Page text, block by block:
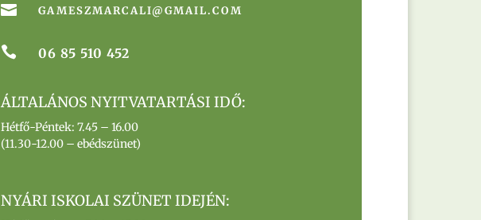
 GAMESZMARCALI@GMAIL.COM
 06 85 510 452
ÁLTALÁNOS NYITVATARTÁSI IDŐ:
Hétfő-Péntek: 7.45 – 16.00
(11.30-12.00 – ebédszünet)
NYÁRI ISKOLAI SZÜNET IDEJÉN: